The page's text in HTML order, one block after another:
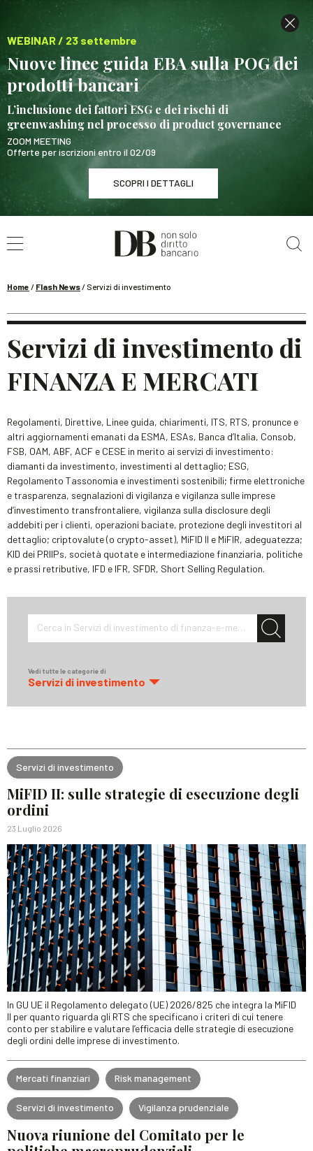
WEBINAR / 23 settembre
Nuove linee guida EBA sulla POG dei
prodotti bancari
L’inclusione dei fattori ESG e dei rischi di
greenwashing nel processo di product governance
ZOOM MEETING
Offerte per iscrizioni entro il 02/09
SCOPRI I DETTAGLI
WEBINAR / 23 settembre
Nuove linee guida EBA sulla POG dei prodotti
SCOPRI I DETTAGLI
Home / Flash News/ Servizi di investimento
Servizi di investimento di
FINANZA E MERCATI
Regolamenti, Direttive, Linee guida, chiarimenti, ITS, RTS, pronunce e
altri aggiornamenti emanati da ESMA, ESAs, Banca d’Italia, Consob,
FSB, OAM, ABF, ACF e CESE in merito ai servizi di investimento:
diamanti da investimento, investimenti al dettaglio; ESG,
Regolamento Tassonomia e investimenti sostenibili; firme elettroniche
e trasparenza, segnalazioni di vigilanza e vigilanza sulle imprese
d’investimento transfrontaliere, vigilanza sulla disclosure degli
addebiti per i clienti, operazioni baciate, protezione degli investitori al
dettaglio; criptovalute (o crypto-asset), MiFID II e MiFIR, adeguatezza;
KID dei PRIIPs, società quotate e intermediazione finanziaria, politiche
e prassi retributive, IFD e IFR, SFDR, Short Selling Regulation.
Cerca in Servizi di investimento di finanza-e-mercati
Vedi tutte le categorie di
Servizi di investimento
Servizi di investimento
MiFID II: sulle strategie di esecuzione degli
ordini
23 Luglio 2026
In GU UE il Regolamento delegato (UE) 2026/825 che integra la MiFID
II per quanto riguarda gli RTS che specificano i criteri di cui tenere
conto per stabilire e valutare l’efficacia delle strategie di esecuzione
degli ordini delle imprese di investimento.
Mercati finanziari Risk management
Servizi di investimento Vigilanza prudenziale
Nuova riunione del Comitato per le